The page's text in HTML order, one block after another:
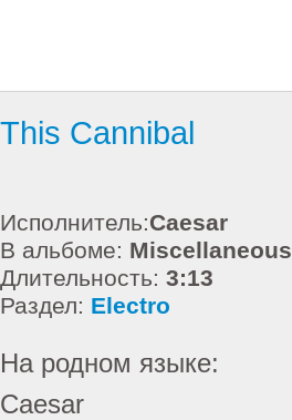
This Cannibal
Исполнитель:Caesar
В альбоме: Miscellaneous
Длительность: 3:13
Раздел: Electro
На родном языке:
Caesar